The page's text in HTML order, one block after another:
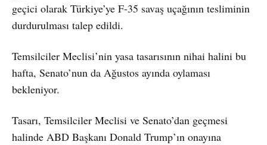
geçici olarak Türkiye’ye F-35 savaş uçağının tesliminin
durdurulması talep edildi.
Temsilciler Meclisi’nin yasa tasarısının nihai halini bu
hafta, Senato’nun da Ağustos ayında oylaması
bekleniyor.
Tasarı, Temsilciler Meclisi ve Senato’dan geçmesi
halinde ABD Başkanı Donald Trump’ın onayına